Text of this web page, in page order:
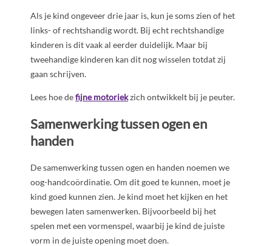
Als je kind ongeveer drie jaar is, kun je soms zien of het
links- of rechtshandig wordt. Bij echt rechtshandige
kinderen is dit vaak al eerder duidelijk. Maar bij
tweehandige kinderen kan dit nog wisselen totdat zij
gaan schrijven.
Lees hoe defijne motoriekzich ontwikkelt bij je peuter.
Samenwerking tussen ogen en
handen
De samenwerking tussen ogen en handen noemen we
oog-handcoördinatie. Om dit goed te kunnen, moet je
kind goed kunnen zien. Je kind moet het kijken en het
bewegen laten samenwerken. Bijvoorbeeld bij het
spelen met een vormenspel, waarbij je kind de juiste
vorm in de juiste opening moet doen.